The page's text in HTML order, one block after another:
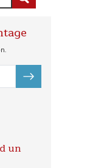
S'ABONNER
un